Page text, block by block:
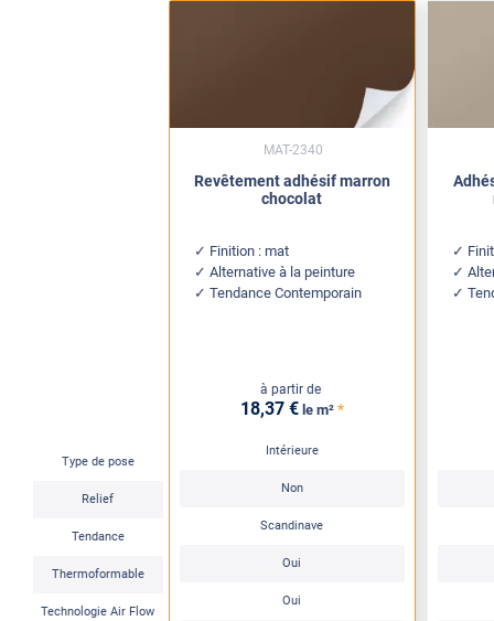
Type de pose
Relief
Tendance
Thermoformable
Technologie Air Flow
Revêtement adhésif marron
chocolat
Finition : mat
Alternative à la peinture
Tendance Contemporain
à partir de
18,37 € le m² *
Intérieure
Non
Scandinave
Oui
Oui
MAT-2340